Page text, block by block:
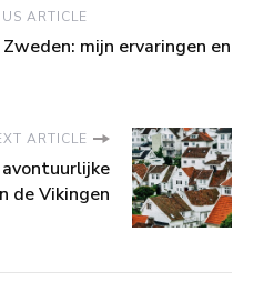
ARTICLE
mijn ervaringen en
ARTICLE
de Vikingen